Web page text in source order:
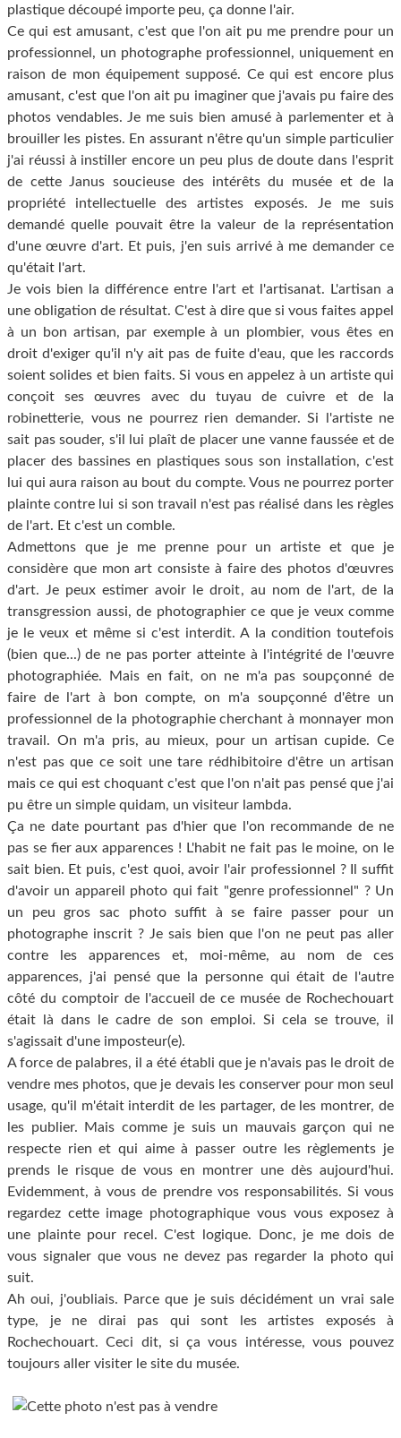
plastique découpé importe peu, ça donne l'air.
Ce qui est amusant, c'est que l'on ait pu me prendre pour un
professionnel, un photographe professionnel, uniquement en
raison de mon équipement supposé. Ce qui est encore plus
amusant, c'est que l'on ait pu imaginer que j'avais pu faire des
photos vendables. Je me suis bien amusé à parlementer et à
brouiller les pistes. En assurant n'être qu'un simple particulier
j'ai réussi à instiller encore un peu plus de doute dans l'esprit
de cette Janus soucieuse des intérêts du musée et de la
propriété intellectuelle des artistes exposés. Je me suis
demandé quelle pouvait être la valeur de la représentation
d'une œuvre d'art. Et puis, j'en suis arrivé à me demander ce
qu'était l'art.
Je vois bien la différence entre l'art et l'artisanat. L'artisan a
une obligation de résultat. C'est à dire que si vous faites appel
à un bon artisan, par exemple à un plombier, vous êtes en
droit d'exiger qu'il n'y ait pas de fuite d'eau, que les raccords
soient solides et bien faits. Si vous en appelez à un artiste qui
conçoit ses œuvres avec du tuyau de cuivre et de la
robinetterie, vous ne pourrez rien demander. Si l'artiste ne
sait pas souder, s'il lui plaît de placer une vanne faussée et de
placer des bassines en plastiques sous son installation, c'est
lui qui aura raison au bout du compte. Vous ne pourrez porter
plainte contre lui si son travail n'est pas réalisé dans les règles
de l'art. Et c'est un comble.
Admettons que je me prenne pour un artiste et que je
considère que mon art consiste à faire des photos d'œuvres
d'art. Je peux estimer avoir le droit, au nom de l'art, de la
transgression aussi, de photographier ce que je veux comme
je le veux et même si c'est interdit. A la condition toutefois
(bien que...) de ne pas porter atteinte à l'intégrité de l'œuvre
photographiée. Mais en fait, on ne m'a pas soupçonné de
faire de l'art à bon compte, on m'a soupçonné d'être un
professionnel de la photographie cherchant à monnayer mon
travail. On m'a pris, au mieux, pour un artisan cupide. Ce
n'est pas que ce soit une tare rédhibitoire d'être un artisan
mais ce qui est choquant c'est que l'on n'ait pas pensé que j'ai
pu être un simple quidam, un visiteur lambda.
Ça ne date pourtant pas d'hier que l'on recommande de ne
pas se fier aux apparences ! L'habit ne fait pas le moine, on le
sait bien. Et puis, c'est quoi, avoir l'air professionnel ? Il suffit
d'avoir un appareil photo qui fait "genre professionnel" ? Un
un peu gros sac photo suffit à se faire passer pour un
photographe inscrit ? Je sais bien que l'on ne peut pas aller
contre les apparences et, moi-même, au nom de ces
apparences, j'ai pensé que la personne qui était de l'autre
côté du comptoir de l'accueil de ce musée de Rochechouart
était là dans le cadre de son emploi. Si cela se trouve, il
s'agissait d'une imposteur(e).
A force de palabres, il a été établi que je n'avais pas le droit de
vendre mes photos, que je devais les conserver pour mon seul
usage, qu'il m'était interdit de les partager, de les montrer, de
les publier. Mais comme je suis un mauvais garçon qui ne
respecte rien et qui aime à passer outre les règlements je
prends le risque de vous en montrer une dès aujourd'hui.
Evidemment, à vous de prendre vos responsabilités. Si vous
regardez cette image photographique vous vous exposez à
une plainte pour recel. C'est logique. Donc, je me dois de
vous signaler que vous ne devez pas regarder la photo qui
suit.
Ah oui, j'oubliais. Parce que je suis décidément un vrai sale
type, je ne dirai pas qui sont les artistes exposés à
Rochechouart. Ceci dit, si ça vous intéresse, vous pouvez
toujours aller visiter le site du musée.